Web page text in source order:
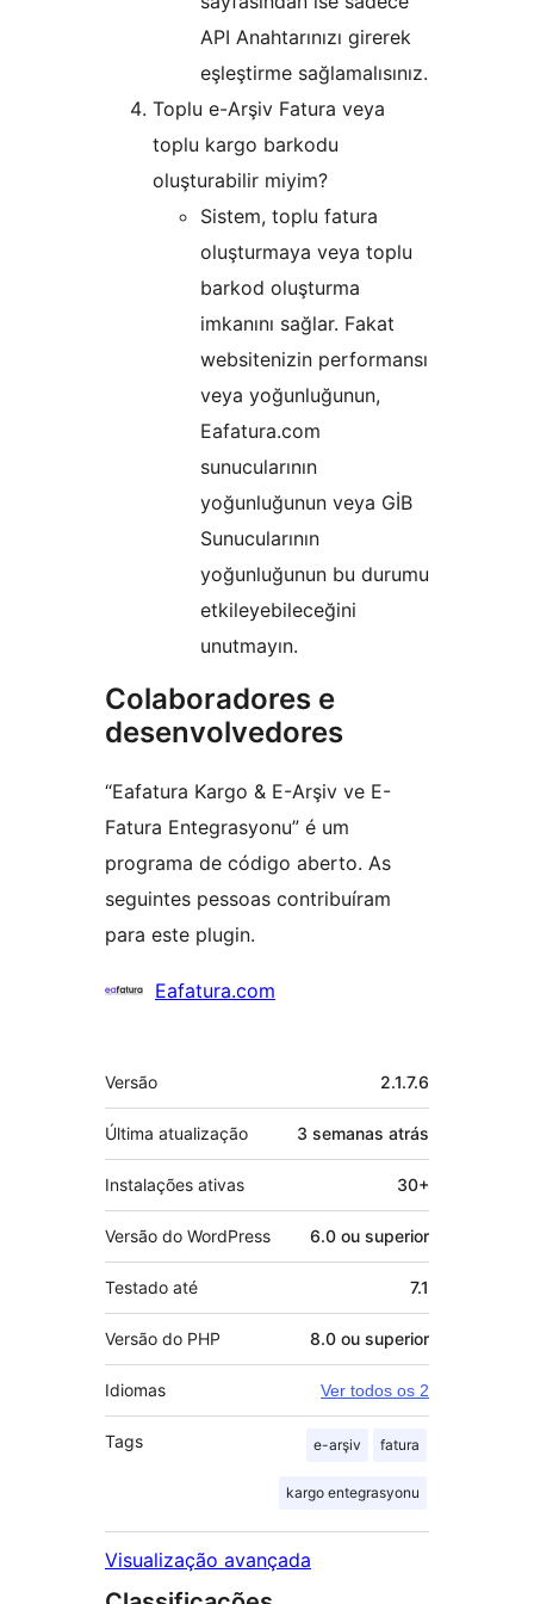
API Anahtarınızı girerek
eşleştirme sağlamalısınız.
Toplu e-Arşiv Fatura veya
toplu kargo barkodu
oluşturabilir miyim?
Sistem, toplu fatura
oluşturmaya veya toplu
barkod oluşturma
imkanını sağlar. Fakat
websitenizin performansı
veya yoğunluğunun,
Eafatura.com
sunucularının
yoğunluğunun veya GİB
Sunucularının
yoğunluğunun bu durumu
etkileyebileceğini
unutmayın.
Colaboradores e
desenvolvedores
“Eafatura Kargo & E-Arşiv ve E-
Fatura Entegrasyonu” é um
programa de código aberto. As
seguintes pessoas contribuíram
para este plugin.
Colaboradores
Eafatura.com
Meta
Versão 2.1.7.6
Última atualização 3 semanas atrás
Instalações ativas 30+
Versão do WordPress 6.0 ou superior
Testado até 7.1
Versão do PHP 8.0 ou superior
Idiomas Ver todos os 2
Tags e-arşiv fatura
kargo entegrasyonu
Visualização avançada